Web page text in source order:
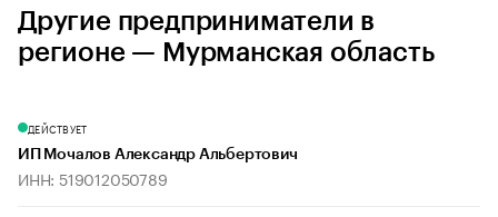
Другие предприниматели в
регионе — Мурманская область
ДЕЙСТВУЕТ
ИП Мочалов Александр Альбертович
ИНН: 519012050789